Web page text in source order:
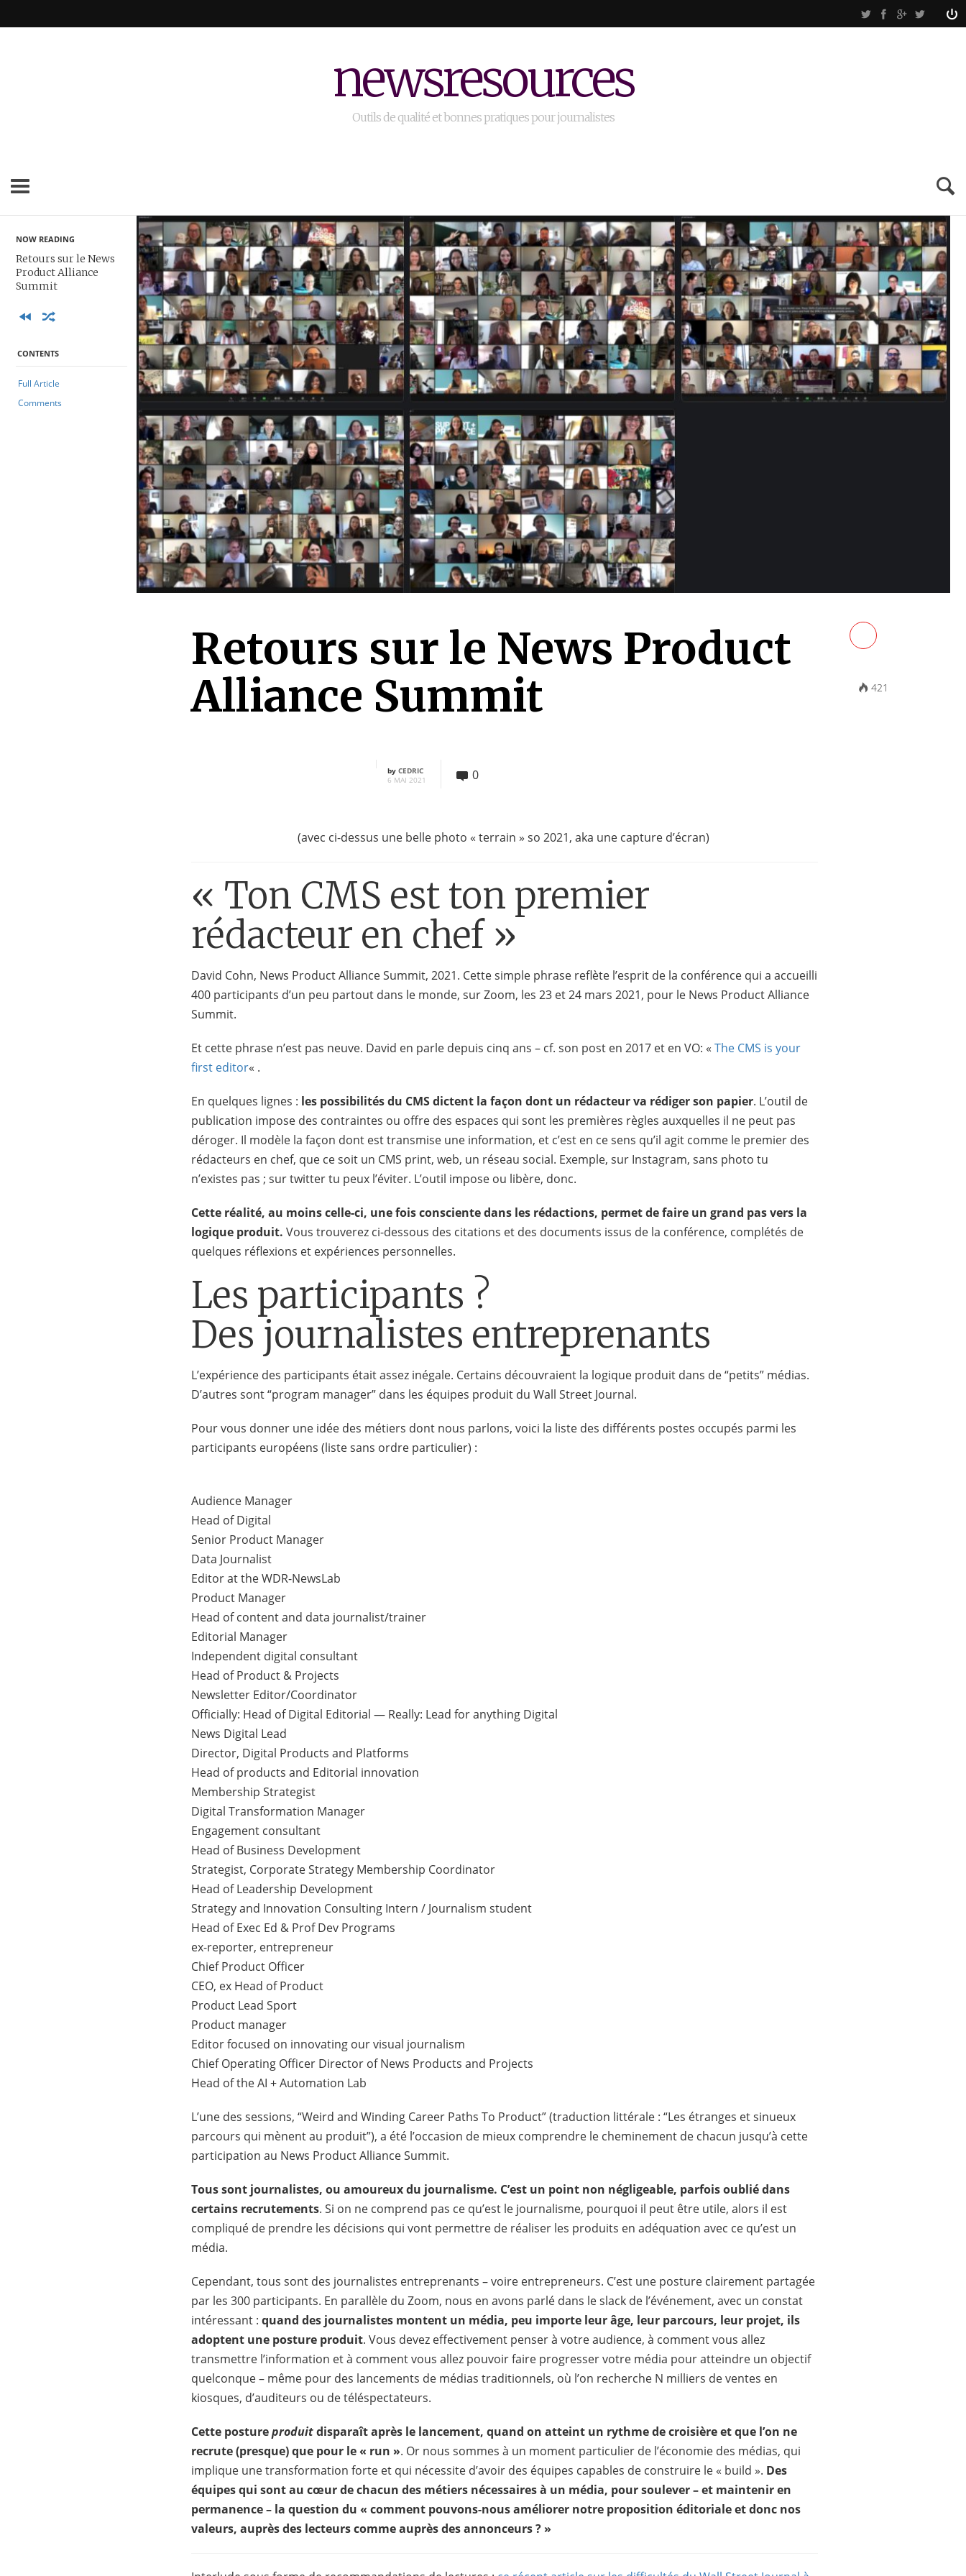
newsresources
Outils de qualité et bonnes pratiques pour journalistes
NOW READING
Retours sur le News
Product Alliance
Summit
CONTENTS
Full Article
Comments
421
Retours sur le News Product
Alliance Summit
byCEDRIC
6 MAI 2021
0
(avec ci-dessus une belle photo « terrain » so 2021, aka une capture d’écran)
« Ton CMS est ton premier
rédacteur en chef »
David Cohn, News Product Alliance Summit, 2021. Cette simple phrase reflète l’esprit de la conférence qui a accueilli
400 participants d’un peu partout dans le monde, sur Zoom, les 23 et 24 mars 2021, pour le News Product Alliance
Summit.
Et cette phrase n’est pas neuve. David en parle depuis cinq ans – cf. son post en 2017 et en VO: «The CMS is your
first editor« .
En quelques lignes : les possibilités du CMS dictent la façon dont un rédacteur va rédiger son papier. L’outil de
publication impose des contraintes ou offre des espaces qui sont les premières règles auxquelles il ne peut pas
déroger. Il modèle la façon dont est transmise une information, et c’est en ce sens qu’il agit comme le premier des
rédacteurs en chef, que ce soit un CMS print, web, un réseau social. Exemple, sur Instagram, sans photo tu
n’existes pas ; sur twitter tu peux l’éviter. L’outil impose ou libère, donc.
Cette réalité, au moins celle-ci, une fois consciente dans les rédactions, permet de faire un grand pas vers la
logique produit. Vous trouverez ci-dessous des citations et des documents issus de la conférence, complétés de
quelques réflexions et expériences personnelles.
Les participants ?
Des journalistes entreprenants
L’expérience des participants était assez inégale. Certains découvraient la logique produit dans de “petits” médias.
D’autres sont “program manager” dans les équipes produit du Wall Street Journal.
Pour vous donner une idée des métiers dont nous parlons, voici la liste des différents postes occupés parmi les
participants européens (liste sans ordre particulier) :
Audience Manager
Head of Digital
Senior Product Manager
Data Journalist
Editor at the WDR-NewsLab
Product Manager
Head of content and data journalist/trainer
Editorial Manager
Independent digital consultant
Head of Product & Projects
Newsletter Editor/Coordinator
Officially: Head of Digital Editorial — Really: Lead for anything Digital
News Digital Lead
Director, Digital Products and Platforms
Head of products and Editorial innovation
Membership Strategist
Digital Transformation Manager
Engagement consultant
Head of Business Development
Strategist, Corporate Strategy Membership Coordinator
Head of Leadership Development
Strategy and Innovation Consulting Intern / Journalism student
Head of Exec Ed & Prof Dev Programs
ex-reporter, entrepreneur
Chief Product Officer
CEO, ex Head of Product
Product Lead Sport
Product manager
Editor focused on innovating our visual journalism
Chief Operating Officer Director of News Products and Projects
Head of the AI + Automation Lab
L’une des sessions, “Weird and Winding Career Paths To Product” (traduction littérale : “Les étranges et sinueux
parcours qui mènent au produit”), a été l’occasion de mieux comprendre le cheminement de chacun jusqu’à cette
participation au News Product Alliance Summit.
Tous sont journalistes, ou amoureux du journalisme. C’est un point non négligeable, parfois oublié dans
certains recrutements. Si on ne comprend pas ce qu’est le journalisme, pourquoi il peut être utile, alors il est
compliqué de prendre les décisions qui vont permettre de réaliser les produits en adéquation avec ce qu’est un
média.
Cependant, tous sont des journalistes entreprenants – voire entrepreneurs. C’est une posture clairement partagée
par les 300 participants. En parallèle du Zoom, nous en avons parlé dans le slack de l’événement, avec un constat
intéressant : quand des journalistes montent un média, peu importe leur âge, leur parcours, leur projet, ils
adoptent une posture produit. Vous devez effectivement penser à votre audience, à comment vous allez
transmettre l’information et à comment vous allez pouvoir faire progresser votre média pour atteindre un objectif
quelconque – même pour des lancements de médias traditionnels, où l’on recherche N milliers de ventes en
kiosques, d’auditeurs ou de téléspectateurs.
Cette postureproduitdisparaît après le lancement, quand on atteint un rythme de croisière et que l’on ne
recrute (presque) que pour le « run ». Or nous sommes à un moment particulier de l’économie des médias, qui
implique une transformation forte et qui nécessite d’avoir des équipes capables de construire le « build ». Des
équipes qui sont au cœur de chacun des métiers nécessaires à un média, pour soulever – et maintenir en
permanence – la question du « comment pouvons-nous améliorer notre proposition éditoriale et donc nos
valeurs, auprès des lecteurs comme auprès des annonceurs ? »